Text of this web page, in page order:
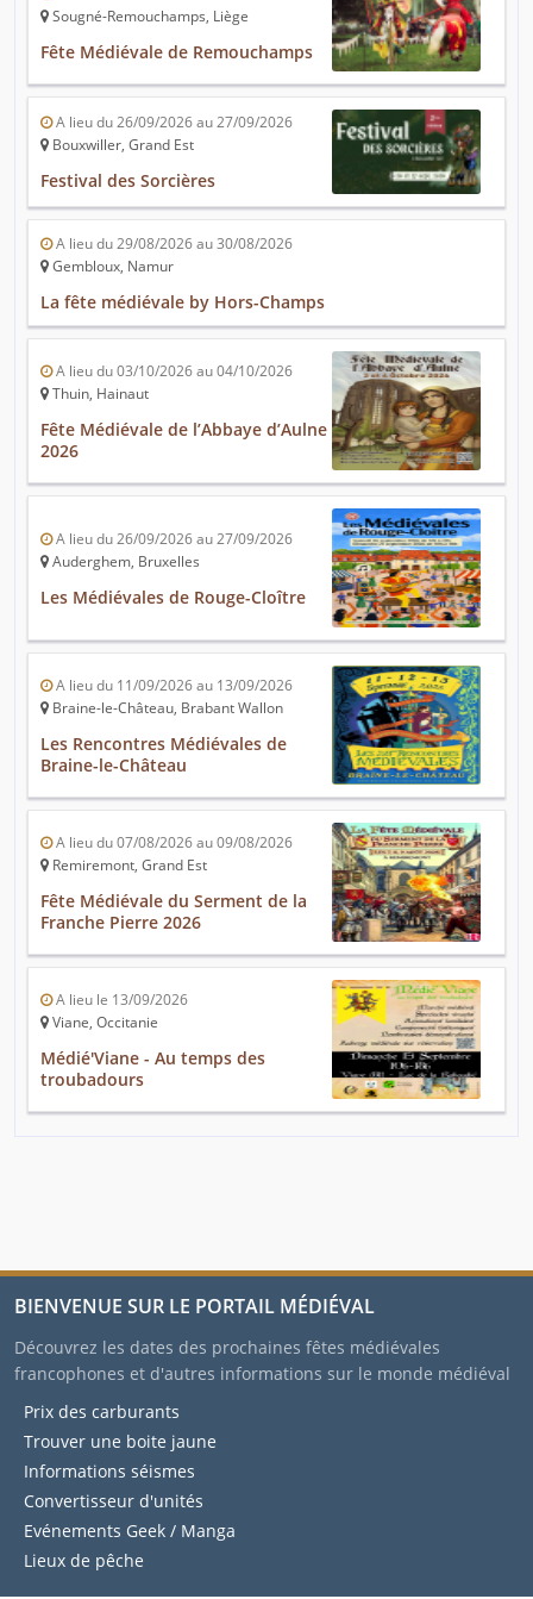
Sougné-Remouchamps, Liège
Fête Médiévale de Remouchamps
A lieu du 26/09/2026 au 27/09/2026
Bouxwiller, Grand Est
Festival des Sorcières
A lieu du 29/08/2026 au 30/08/2026
Gembloux, Namur
La fête médiévale by Hors-Champs
A lieu du 03/10/2026 au 04/10/2026
Thuin, Hainaut
Fête Médiévale de l’Abbaye d’Aulne
2026
A lieu du 26/09/2026 au 27/09/2026
Auderghem, Bruxelles
Les Médiévales de Rouge-Cloître
A lieu du 11/09/2026 au 13/09/2026
Braine-le-Château, Brabant Wallon
Les Rencontres Médiévales de
Braine-le-Château
A lieu du 07/08/2026 au 09/08/2026
Remiremont, Grand Est
Fête Médiévale du Serment de la
Franche Pierre 2026
A lieu le 13/09/2026
Viane, Occitanie
Médié'Viane - Au temps des
troubadours
BIENVENUE SUR LE PORTAIL MÉDIÉVAL
Découvrez les dates des prochaines fêtes médiévales
francophones et d'autres informations sur le monde médiéval
Prix des carburants
Trouver une boite jaune
Informations séismes
Convertisseur d'unités
Evénements Geek / Manga
Lieux de pêche